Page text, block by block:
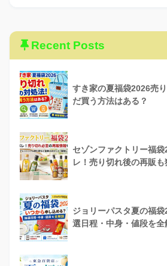
・ブラウス
・花柄ワンピース
・切り替えワンピース
Recent Posts
すき家の夏福袋2026売
だ買う方法はある？
セゾンファクトリー福
レ！売り切れ後の再販も
ジョリーパスタ夏の福
選日程・中身・値段を全